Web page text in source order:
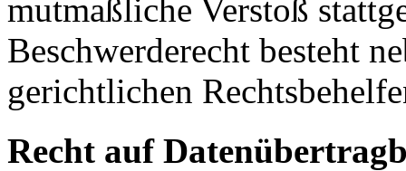
mutmaßliche Verstoß
Beschwerderecht besteht
gerichtlichen
Recht auf